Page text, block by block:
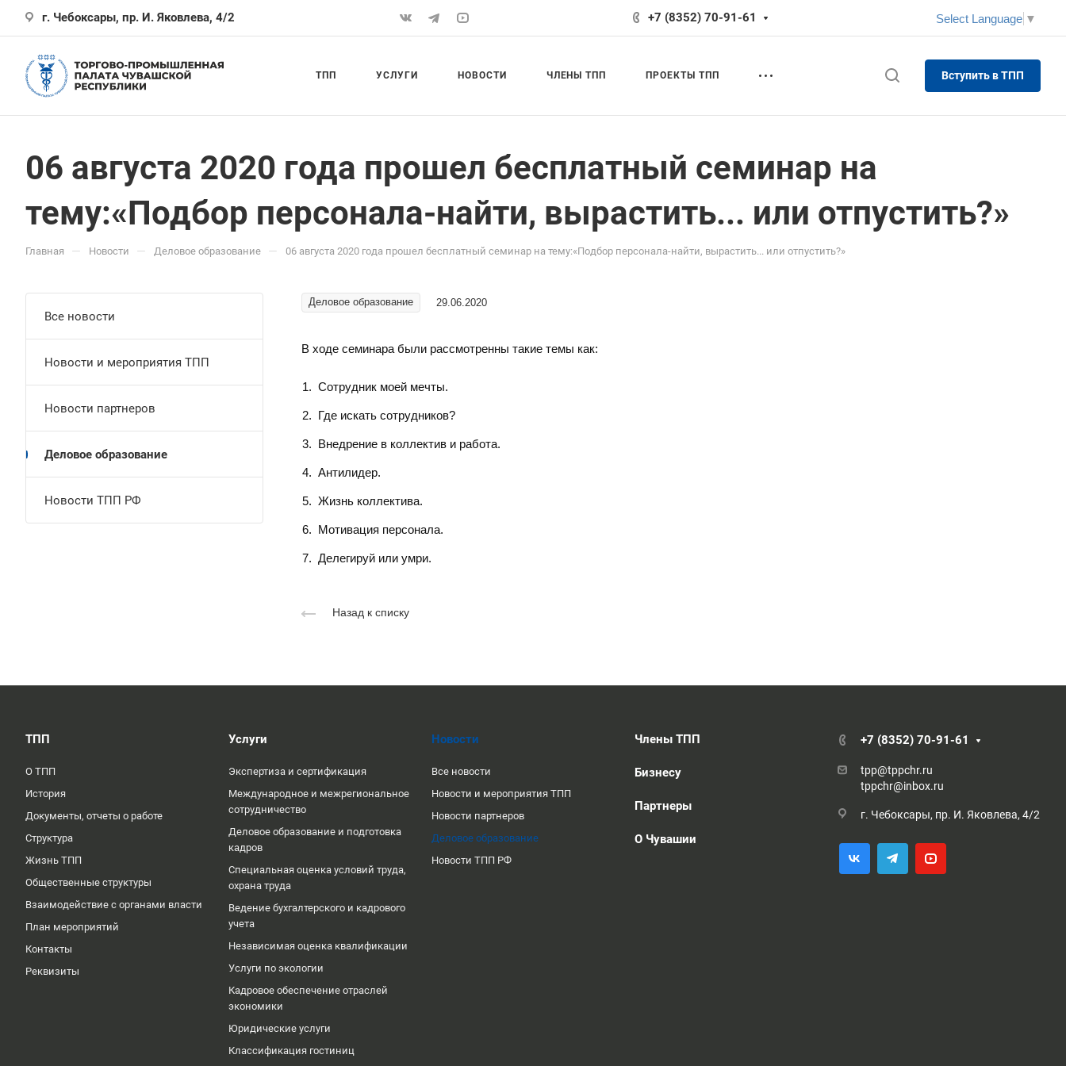
г. Чебоксары, пр. И. Яковлева, 4/2 +7 (8352) 70-91-61 Select Language ▼
ТПП УСЛУГИ НОВОСТИ ЧЛЕНЫ ТПП ПРОЕКТЫ ТПП Вступить в ТПП
06 августа 2020 года прошел бесплатный семинар на
тему:«Подбор персонала-найти, вырастить... или отпустить?»
Главная — Новости — Деловое образование — 06 августа 2020 года прошел бесплатный семинар на тему:«Подбор персонала-найти, вырастить... или отпустить?»
Деловое образование 29.06.2020
В ходе семинара были рассмотренны такие темы как:
Сотрудник моей мечты.
Где искать сотрудников?
Внедрение в коллектив и работа.
Антилидер.
Жизнь коллектива.
Мотивация персонала.
Делегируй или умри.
Назад к списку
Все новости
Новости и мероприятия ТПП
Новости партнеров
Деловое образование
Новости ТПП РФ
ТПП
О ТПП
История
Документы, отчеты о работе
Структура
Жизнь ТПП
Общественные структуры
Взаимодействие с органами власти
План мероприятий
Контакты
Реквизиты
Услуги
Экспертиза и сертификация
Международное и межрегиональное
сотрудничество
Деловое образование и подготовка
кадров
Специальная оценка условий труда,
охрана труда
Ведение бухгалтерского и кадрового
учета
Независимая оценка квалификации
Услуги по экологии
Кадровое обеспечение отраслей
экономики
Юридические услуги
Классификация гостиниц
Новости
Все новости
Новости и мероприятия ТПП
Новости партнеров
Деловое образование
Новости ТПП РФ
Члены ТПП
Бизнесу
Партнеры
О Чувашии
+7 (8352) 70-91-61
tpp@tppchr.ru
tppchr@inbox.ru
г. Чебоксары, пр. И. Яковлева, 4/2